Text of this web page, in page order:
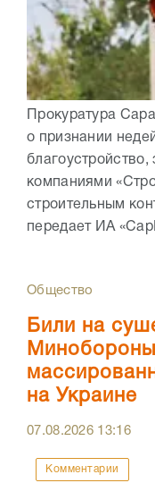
Прокуратура
о признании
компаниями
строительным
передает ИА
Общество
Били на
на Украине
07.08.2026 13:16
Комментарии